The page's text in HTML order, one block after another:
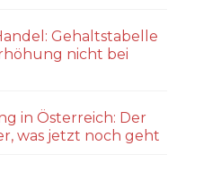
Gehaltstabelle
nicht bei
in Österreich: Der
was jetzt noch geht